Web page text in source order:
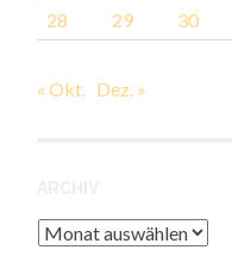
28
29 30
« Okt. Dez. »
Archiv